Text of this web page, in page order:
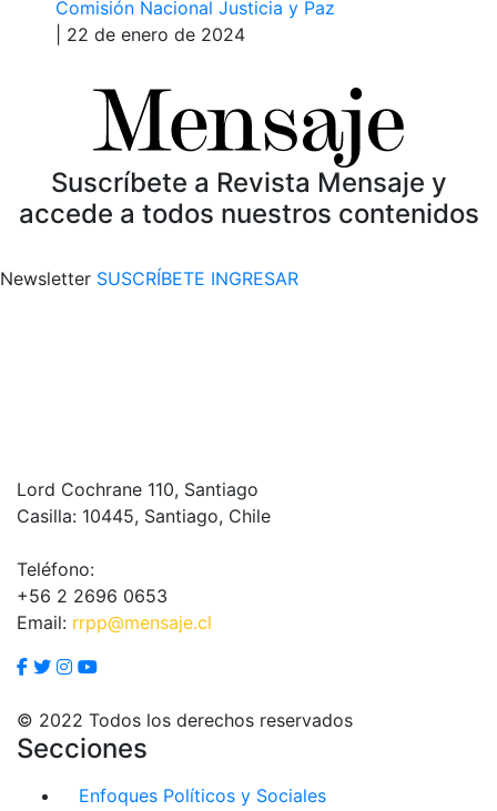
Comisión Nacional Justicia y Paz
| 22 de enero de 2024
Suscríbete a Revista Mensaje y
accede a todos nuestros contenidos
Newsletter SUSCRÍBETE INGRESAR
Lord Cochrane 110, Santiago
Casilla: 10445, Santiago, Chile
Teléfono:
+56 2 2696 0653
Email: rrpp@mensaje.cl
© 2022 Todos los derechos reservados
Secciones
Enfoques Políticos y Sociales